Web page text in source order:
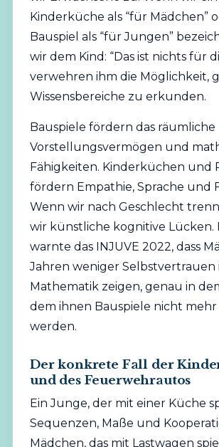
Kinderküche als “für Mädchen”
Bauspiel als “für Jungen”
wir dem Kind: “Das ist nichts für
verwehren ihm die Möglichkeit,
Wissensbereiche zu erkunden.
Bauspiele fördern das räumliche
Vorstellungsvermögen und
Fähigkeiten. Kinderküchen und
fördern Empathie, Sprache und
Wenn wir nach Geschlecht
wir künstliche kognitive Lücken.
warnte das INJUVE 2022, dass
Jahren weniger Selbstvertrauen
Mathematik zeigen, genau in
dem ihnen Bauspiele nicht
werden.
Der konkrete Fall der
und des Feuerwehrautos
Ein Junge, der mit einer Küche
Sequenzen, Maße und
Mädchen, das mit Lastwagen